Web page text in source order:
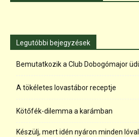
Legutóbbi bejegyzések
Bemutatkozik a Club Dobogómajor
A tökéletes lovastábor receptje
Kötőfék-dilemma a karámban
Készülj, mert idén nyáron minden